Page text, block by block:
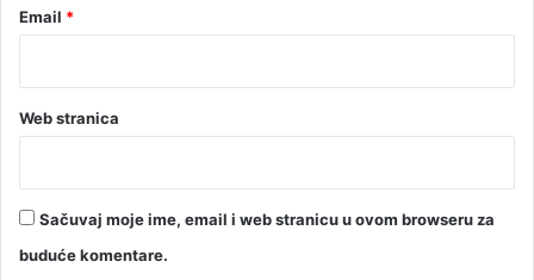
Email *
Web stranica
Sačuvaj moje ime, email i web stranicu u ovom browseru za
buduće komentare.